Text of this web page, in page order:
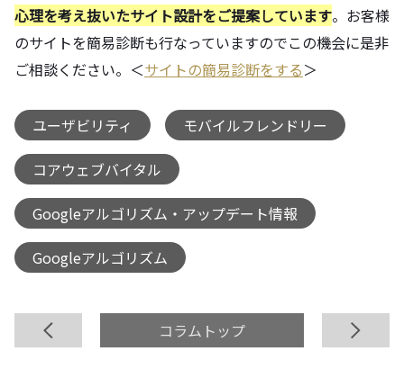
心理を考え抜いたサイト設計をご提案しています。お客様
のサイトを簡易診断も行なっていますのでこの機会に是非
ご相談ください。＜サイトの簡易診断をする＞
ユーザビリティ モバイルフレンドリー
コアウェブバイタル
Googleアルゴリズム・アップデート情報
Googleアルゴリズム
コラムトップ